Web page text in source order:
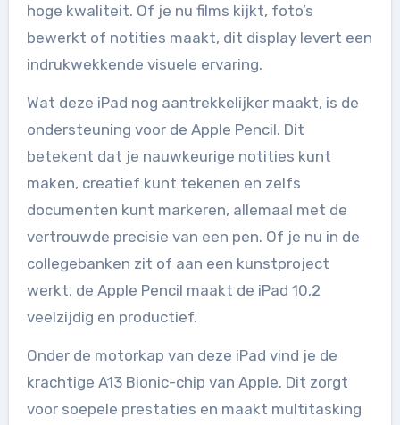
hoge kwaliteit. Of je nu films kijkt, foto’s
bewerkt of notities maakt, dit display levert een
indrukwekkende visuele ervaring.
Wat deze iPad nog aantrekkelijker maakt, is de
ondersteuning voor de Apple Pencil. Dit
betekent dat je nauwkeurige notities kunt
maken, creatief kunt tekenen en zelfs
documenten kunt markeren, allemaal met de
vertrouwde precisie van een pen. Of je nu in de
collegebanken zit of aan een kunstproject
werkt, de Apple Pencil maakt de iPad 10,2
veelzijdig en productief.
Onder de motorkap van deze iPad vind je de
krachtige A13 Bionic-chip van Apple. Dit zorgt
voor soepele prestaties en maakt multitasking